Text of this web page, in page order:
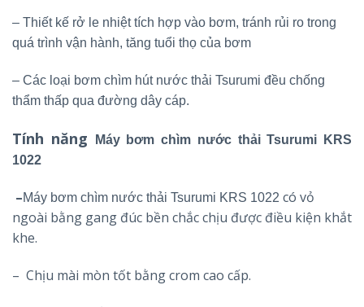
– Thiết kế rở le nhiệt tích hợp vào bơm, tránh rủi ro trong
quá trình vận hành, tăng tuổi thọ của bơm
– Các loại bơm chìm hút nước thải Tsurumi đều chống
thẩm thấp qua đường dây cáp.
Tính năng
Máy bơm chìm nước thải Tsurumi KRS
1022
–Máy bơm chìm nước thải Tsurumi KRS 1022 có vỏ
ngoài bằng gang đúc bền chắc chịu được điều kiện khắt
khe.
– Chịu mài mòn tốt bằng crom cao cấp.